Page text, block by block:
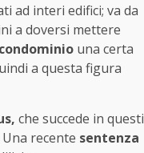
ad interi edifici; va da
a doversi mettere
una certa
a questa figura
che succede in questi
recente sentenza